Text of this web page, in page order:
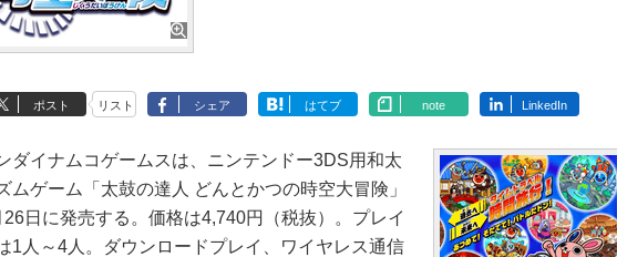
ポスト リスト シェア はてブ note LinkedIn
ダイナムコゲームスは、ニンテンドー3DS用和太
ムゲーム「太鼓の達人 どんとかつの時空大冒険」
26日に発売する。価格は4,740円（税抜）。プレイ
1人～4人。ダウンロードプレイ、ワイヤレス通信